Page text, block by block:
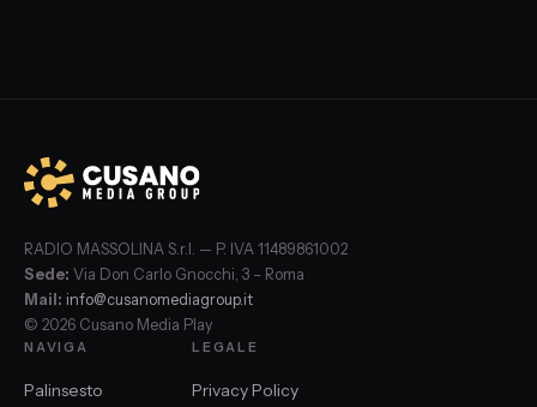
RADIO MASSOLINA S.r.l. — P. IVA 11489861002
Sede: Via Don Carlo Gnocchi, 3 – Roma
Mail: info@cusanomediagroup.it
© 2026 Cusano Media Play
NAVIGA
Palinsesto
LEGALE
Privacy Policy